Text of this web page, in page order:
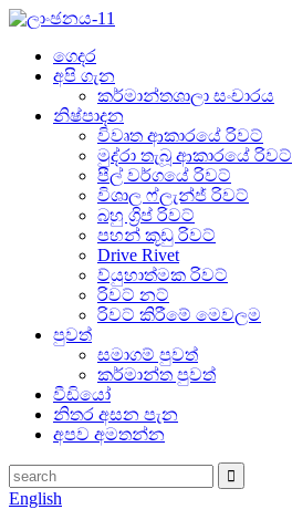
ගෙදර
අපි ගැන
කර්මාන්තශාලා සංචාරය
නිෂ්පාදන
විවෘත ආකාරයේ රිවට්
මුද්රා තැබූ ආකාරයේ රිවට්
පීල් වර්ගයේ රිවට්
විශාල ෆ්ලැන්ජ් රිවට්
බහු ග්‍රිප් රිවට්
පහන් කූඩු රිවට්
Drive Rivet
ව්යුහාත්මක රිවට්
රිවට් නට්
රිවට් කිරීමේ මෙවලම
පුවත්
සමාගම් පුවත්
කර්මාන්ත පුවත්
වීඩියෝ
නිතර අසන පැන
අපව අමතන්න
English